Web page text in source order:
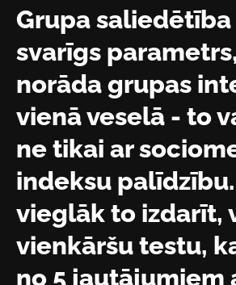
Grupa
svarīgs
norāda grupas
vienā veselā - to
ne tikai ar
indeksu
vieglāk to izdarīt,
vienkāršu testu,
no 5 jautājumiem